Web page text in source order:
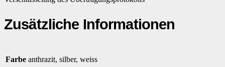
Zusätzliche Informationen
Farbe anthrazit, silber, weiss